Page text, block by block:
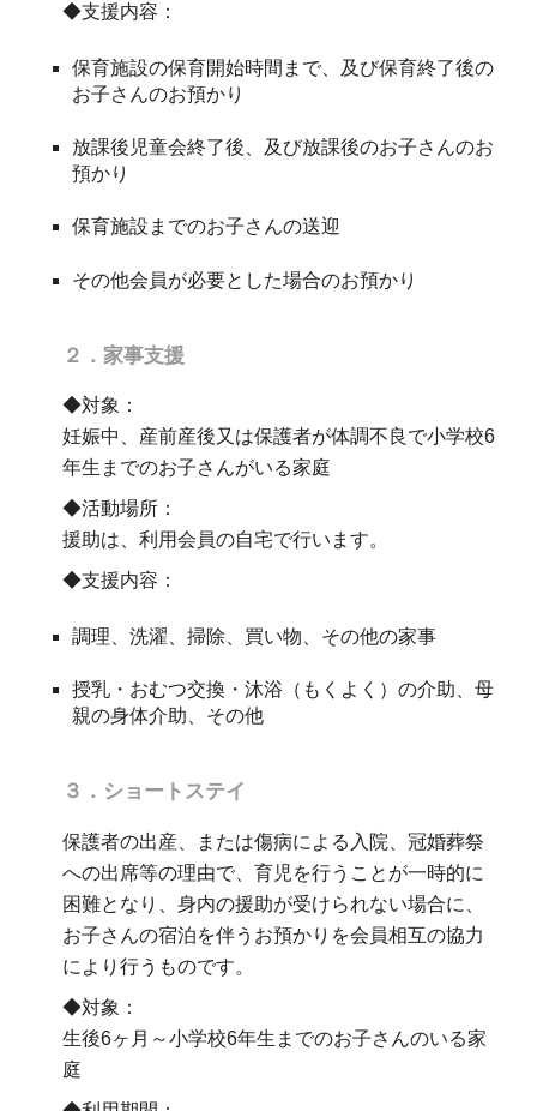
◆支援内容：
保育施設の保育開始時間まで、及び保育終了後の
お子さんのお預かり
放課後児童会終了後、及び放課後のお子さんのお
預かり
保育施設までのお子さんの送迎
その他会員が必要とした場合のお預かり
２．家事支援
◆対象：
妊娠中、産前産後又は保護者が体調不良で小学校6
年生までのお子さんがいる家庭
◆活動場所：
援助は、利用会員の自宅で行います。
◆支援内容：
調理、洗濯、掃除、買い物、その他の家事
授乳・おむつ交換・沐浴（もくよく）の介助、母
親の身体介助、その他
３．ショートステイ
保護者の出産、または傷病による入院、冠婚葬祭
への出席等の理由で、育児を行うことが一時的に
困難となり、身内の援助が受けられない場合に、
お子さんの宿泊を伴うお預かりを会員相互の協力
により行うものです。
◆対象：
生後6ヶ月～小学校6年生までのお子さんのいる家
庭